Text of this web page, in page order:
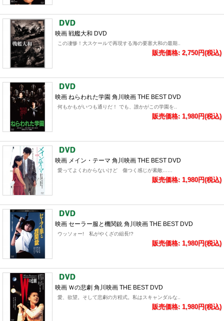
映画 戦艦大和 DVD
この凄惨！大スケールで再現する海の要塞大和の最期..
販売価格: 2,750円(税込)
映画 ねらわれた学園 角川映画 THE BEST DVD
何もかもがいつも通りだ！ でも、誰かがこの学園を..
販売価格: 1,980円(税込)
映画 メイン・テーマ 角川映画 THE BEST DVD
愛ってよくわからないけど 傷つく感じが素敵……
販売価格: 1,980円(税込)
映画 セーラー服と機関銃 角川映画 THE BEST DVD
ウッソォー! 私がやくざの組長!?
販売価格: 1,980円(税込)
映画 Ｗの悲劇 角川映画 THE BEST DVD
愛、欲望。そして悲劇の方程式。私はスキャンダルな..
販売価格: 1,980円(税込)